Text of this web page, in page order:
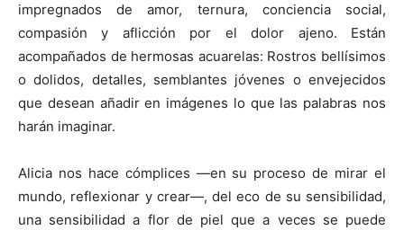
impregnados de amor, ternura, conciencia social,
compasión y aflicción por el dolor ajeno. Están
acompañados de hermosas acuarelas: Rostros bellísimos
o dolidos, detalles, semblantes jóvenes o envejecidos
que desean añadir en imágenes lo que las palabras nos
harán imaginar.
Alicia nos hace cómplices —en su proceso de mirar el
mundo, reflexionar y crear—, del eco de su sensibilidad,
una sensibilidad a flor de piel que a veces se puede